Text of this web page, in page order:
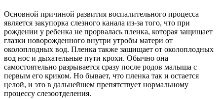
Основной причиной развития воспалительного процесса
является закупорка слезного канала из-за того, что при
рождении у ребенка не прорвалась пленка, которая защищает
глазки новорожденного внутри утробы матери от
околоплодных вод. Пленка также защищает от околоплодных
вод нос и дыхательные пути крохи. Обычно она
самостоятельно разрывается сразу после родов малыша с
первым его криком. Но бывает, что пленка так и остается
целой, и это в дальнейшем препятствует нормальному
процессу слезоотделения.